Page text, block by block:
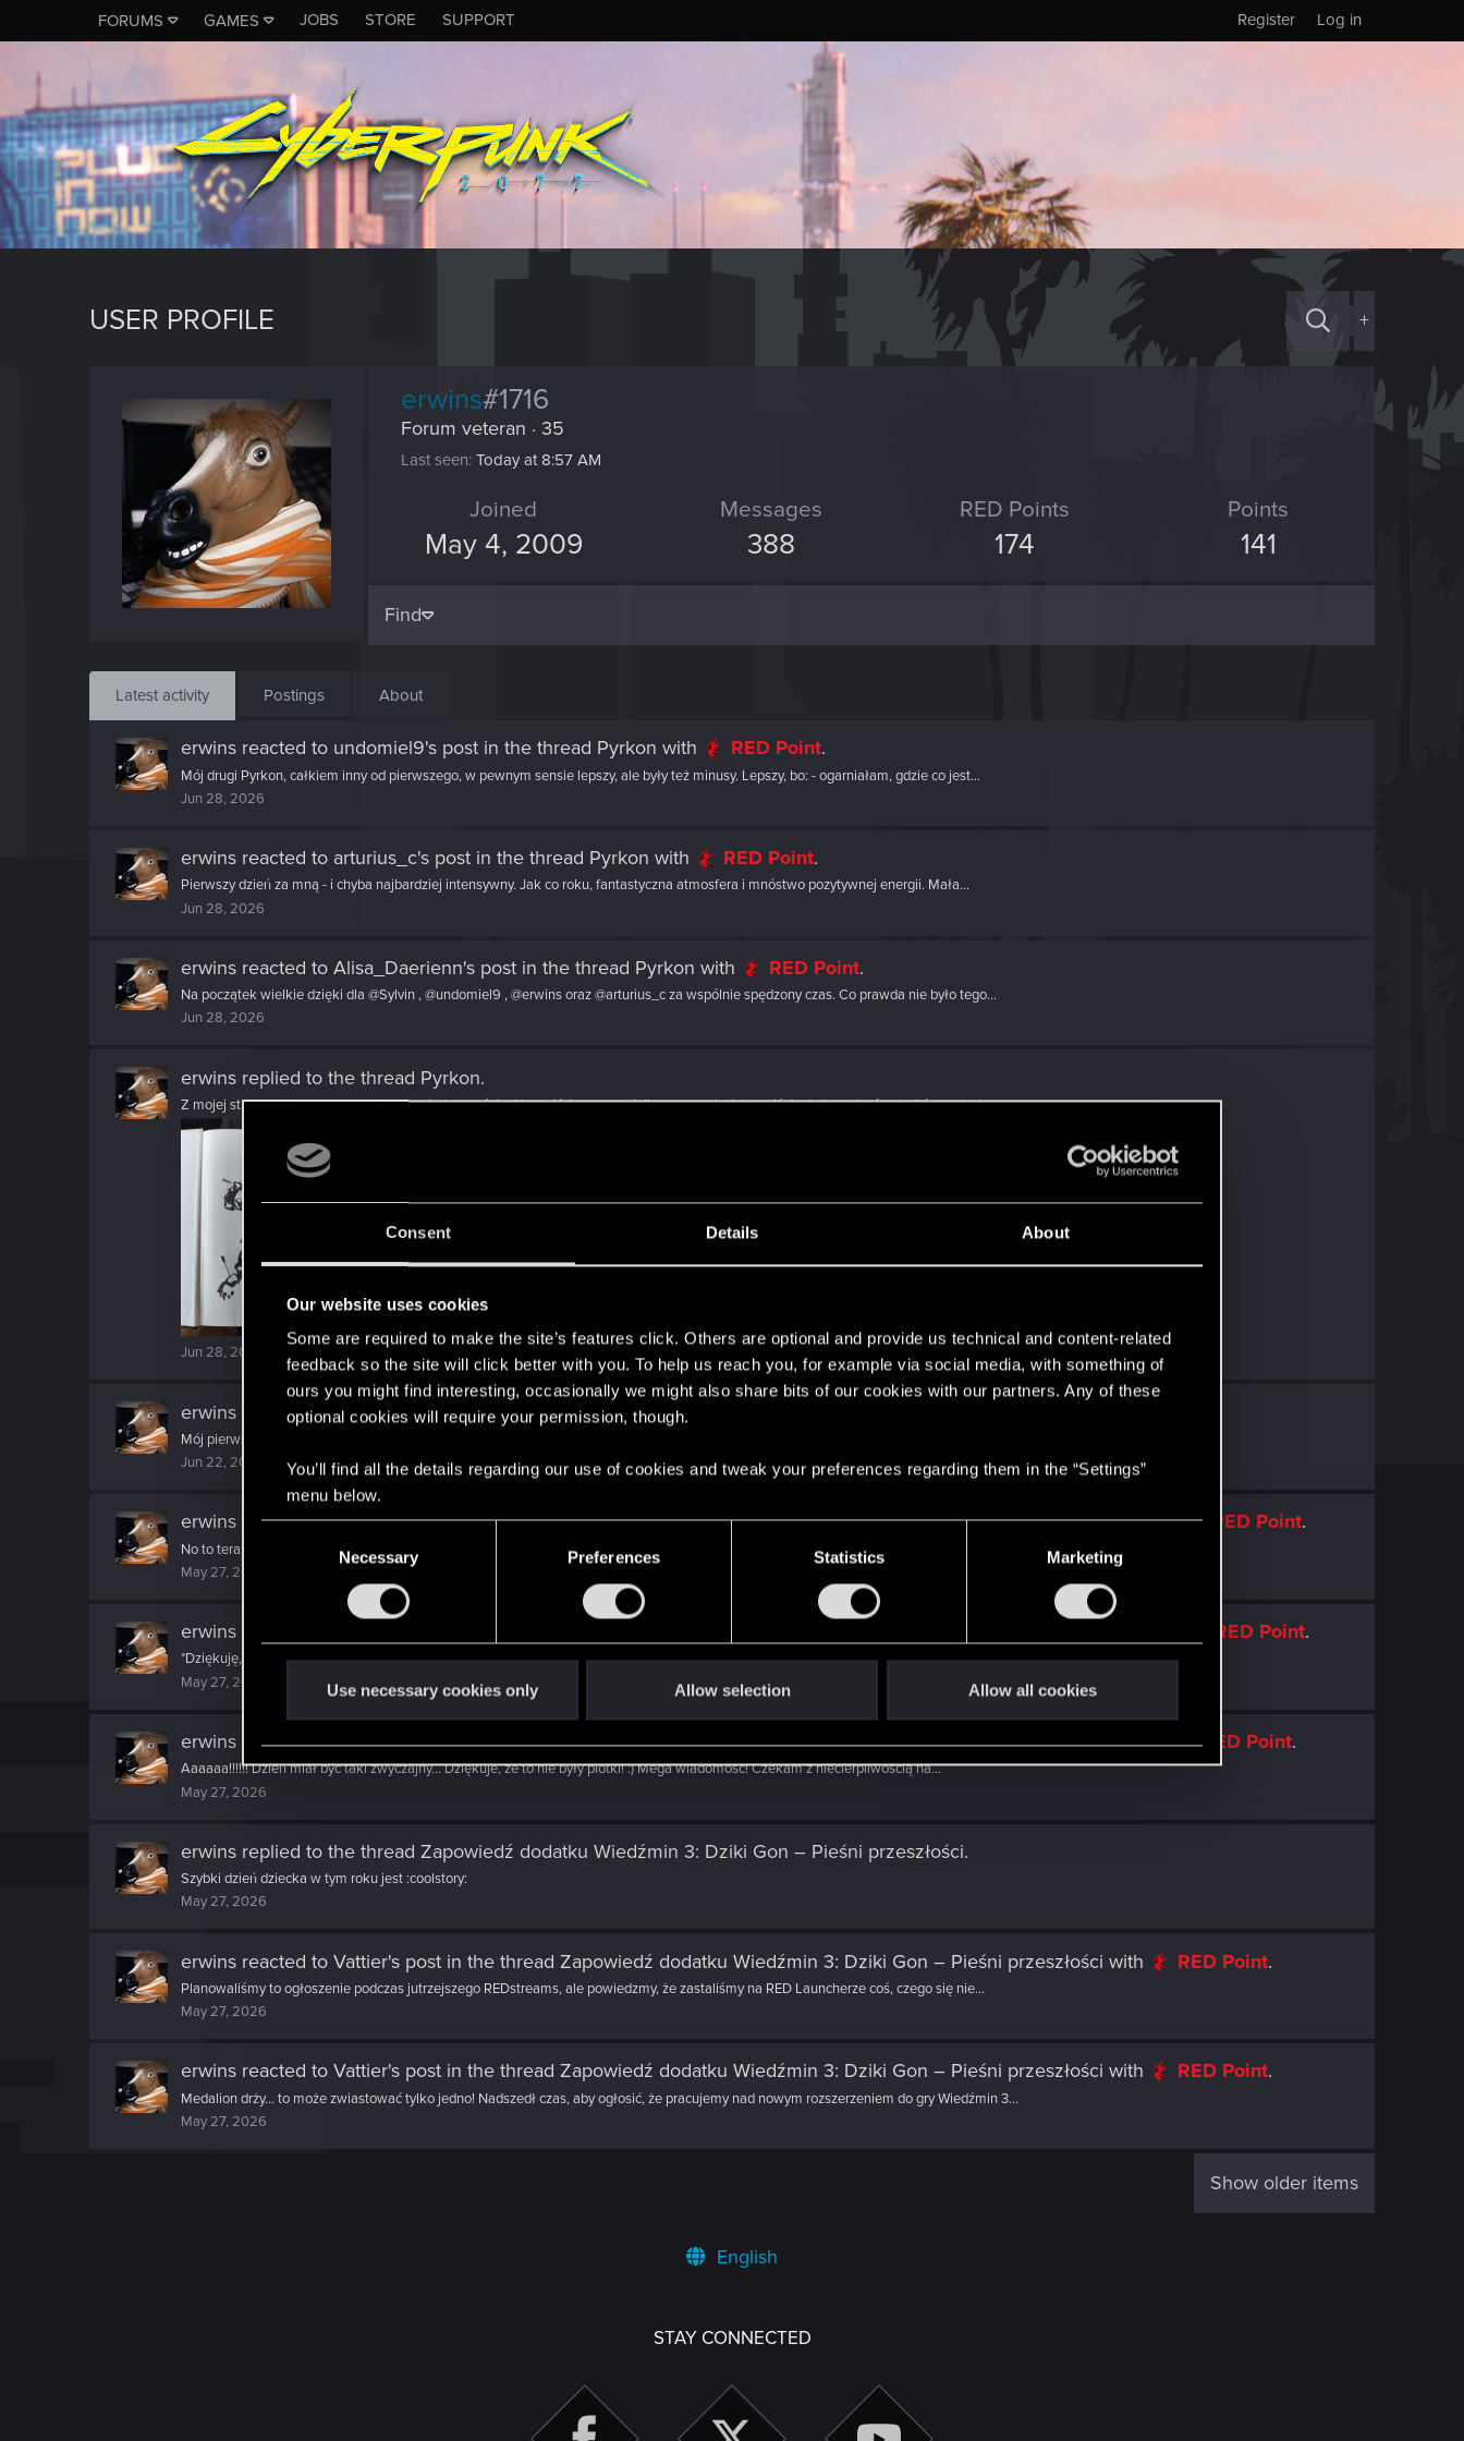
Consent Details About
Our website uses cookies
Some are required to make the site’s features click. Others are optional and provide us technical and content-related
feedback so the site will click better with you. To help us reach you, for example via social media, with something of
ours you might find interesting, occasionally we might also share bits of our cookies with our partners. Any of these
optional cookies will require your permission, though.
You’ll find all the details regarding our use of cookies and tweak your preferences regarding them in the “Settings”
menu below.
e
l
e
t
i
o
Necessary Preferences Statistics Marketing
Use necessary cookies only Allow selection Allow all cookies
FORUMS GAMES JOBS STORE SUPPORT Log in
Register
USER PROFILE +
erwins#1716
Forum veteran · 35
Last seen Today at 8:57 AM
Joined
May 4, 2009
Messages
388
RED Points
174
Points
141
Find
Latest activity Postings About
erwins reacted to undomiel9's post in the thread Pyrkon with RED Point.
Mój drugi Pyrkon, całkiem inny od pierwszego, w pewnym sensie lepszy, ale były też minusy. Lepszy, bo: - ogarniałam, gdzie co jest...
Jun 28, 2026
erwins reacted to arturius_c's post in the thread Pyrkon with RED Point.
Pierwszy dzień za mną - i chyba najbardziej intensywny. Jak co roku, fantastyczna atmosfera i mnóstwo pozytywnej energii. Mała...
Jun 28, 2026
erwins reacted to Alisa_Daerienn's post in the thread Pyrkon with RED Point.
Na początek wielkie dzięki dla @Sylvin , @undomiel9 , @erwins oraz @arturius_c za wspólnie spędzony czas. Co prawda nie było tego...
Jun 28, 2026
erwins replied to the thread Pyrkon.
Z mojej strony Pyrkon był lepszy i gorszy jednocześnie. Na wejściu przeganiali nas przez każde wejście, żeby na końcu trafić na młodą...
Jun 28, 2026
erwins reacted toSylvin's post in the threadPyrkonwith
Mój pierwszy Pyrkon był z 18 lat temu. Kto by pomyślał? :oops: Fakt, miewałem przerwy od tego niesamowitego festiwalu fantastyki...
Jun 22, 2026
erwins reacted toKeeRay65's postin the threadZapowiedź dodatku Wiedźmin 3: Dziki Gon – Pieśni przeszłościwith RED Point.
No to teraz musi być 6 frakcja Gwinta w wersji W3 i fizyczne wydanie DLC z pozostałymi 2 taliami, aby pasowało do kolekcji. :D
May 27, 2026
erwins RED Point.
*Dziękuję, że to nie były Płotki Poprawiłam Ci! ;)
May 27, 2026
erwins reacted toSinkey87's postin the threadZapowiedź dodatku Wiedźmin 3: Dziki Gon – Pieśni przeszłościwith RED Point.
Aaaaaa!!!!!! Dzień miał być taki zwyczajny... Dziękuje, że to nie były plotki! :) Mega wiadomość! Czekam z niecierpliwością na...
May 27, 2026
erwins replied to the thread Zapowiedź dodatku Wiedźmin 3: Dziki Gon – Pieśni przeszłości.
Szybki dzień dziecka w tym roku jest :coolstory:
May 27, 2026
erwins reacted to Vattier's post in the thread Zapowiedź dodatku Wiedźmin 3: Dziki Gon – Pieśni przeszłości with RED Point.
Planowaliśmy to ogłoszenie podczas jutrzejszego REDstreams, ale powiedzmy, że zastaliśmy na RED Launcherze coś, czego się nie...
May 27, 2026
erwins reacted to Vattier's post in the thread Zapowiedź dodatku Wiedźmin 3: Dziki Gon – Pieśni przeszłości with RED Point.
Medalion drży... to może zwiastować tylko jedno! Nadszedł czas, aby ogłosić, że pracujemy nad nowym rozszerzeniem do gry Wiedźmin 3...
May 27, 2026
Show older items
English
STAY CONNECTED